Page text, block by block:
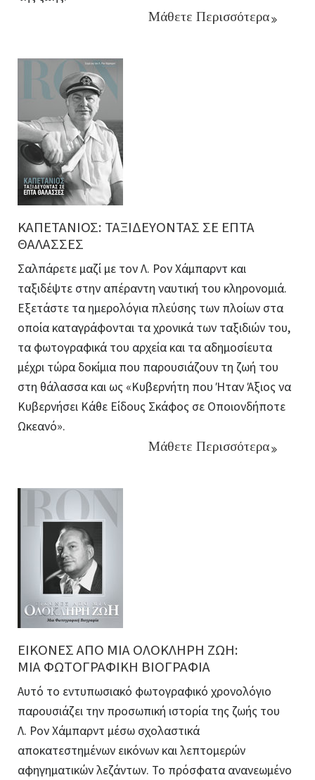
Μάθετε Περισσότερα
ΚΑΠΕΤΑΝΙΟΣ: ΤΑΞΙΔΕΥΟΝΤΑΣ ΣΕ ΕΠΤΑ
ΘΑΛΑΣΣΕΣ
Σαλπάρετε μαζί με τον Λ. Ρον Χάμπαρντ και
ταξιδέψτε στην απέραντη ναυτική του κληρονομιά.
Εξετάστε τα ημερολόγια πλεύσης των πλοίων στα
οποία καταγράφονται τα χρονικά των ταξιδιών του,
τα φωτογραφικά του αρχεία και τα αδημοσίευτα
μέχρι τώρα δοκίμια που παρουσιάζουν τη ζωή του
στη θάλασσα και ως «Κυβερνήτη που Ήταν Άξιος να
Κυβερνήσει Κάθε Είδους Σκάφος σε Οποιονδήποτε
Ωκεανό».
Μάθετε Περισσότερα
ΕΙΚΟΝΕΣ ΑΠΟ ΜΙΑ ΟΛΟΚΛΗΡΗ ΖΩΗ:
ΜΙΑ ΦΩΤΟΓΡΑΦΙΚΗ ΒΙΟΓΡΑΦΙΑ
Αυτό το εντυπωσιακό φωτογραφικό χρονολόγιο
παρουσιάζει την προσωπική ιστορία της ζωής του
Λ. Ρον Χάμπαρντ μέσω σχολαστικά
αποκατεστημένων εικόνων και λεπτομερών
αφηγηματικών λεζάντων. Το πρόσφατα ανανεωμένο